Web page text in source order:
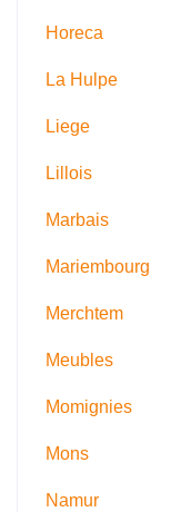
Horeca
La Hulpe
Liege
Lillois
Marbais
Mariembourg
Merchtem
Meubles
Momignies
Mons
Namur